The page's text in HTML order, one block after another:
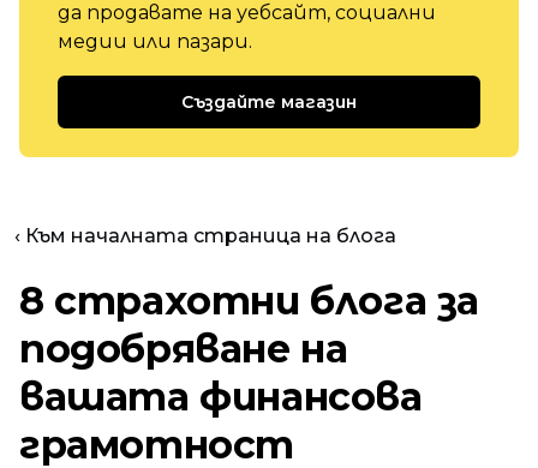
да продавате на уебсайт, социални
медии или пазари.
Създайте магазин
‹ Към началната страница на блога
8 страхотни блога за
подобряване на
вашата финансова
грамотност